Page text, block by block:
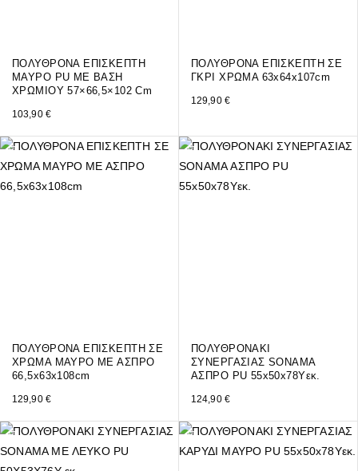
ΠΟΛΥΘΡΟΝΑ ΕΠΙΣΚΕΠΤΗ
ΜΑΥΡΟ PU ΜΕ ΒΑΣΗ
ΧΡΩΜΙΟΥ 57×66,5×102 Cm
103,90 €
ΠΟΛΥΘΡΟΝΑ ΕΠΙΣΚΕΠΤΗ ΣΕ
ΓΚΡΙ ΧΡΩΜΑ 63x64x107cm
129,90 €
ΠΟΛΥΘΡΟΝΑ ΕΠΙΣΚΕΠΤΗ ΣΕ
ΧΡΩΜΑ ΜΑΥΡΟ ΜΕ ΑΣΠΡΟ
66,5x63x108cm
129,90 €
ΠΟΛΥΘΡΟΝΑΚΙ
ΣΥΝΕΡΓΑΣΙΑΣ SONAMA
ΑΣΠΡO PU 55x50x78Yεκ.
124,90 €